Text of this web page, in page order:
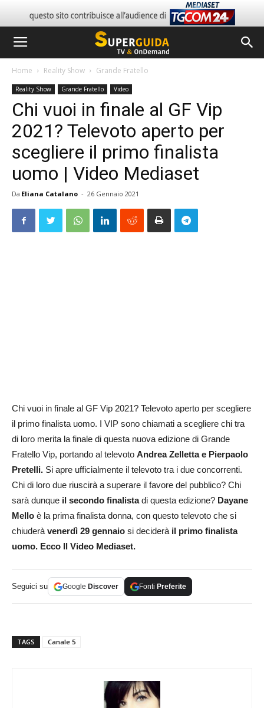
Home Reality Show Grande Fratello
Reality Show Grande Fratello Video
Chi vuoi in finale al GF Vip
2021? Televoto aperto per
scegliere il primo finalista
uomo | Video Mediaset
Da Eliana Catalano - 26 Gennaio 2021
Chi vuoi in finale al GF Vip 2021? Televoto aperto per scegliere
il primo finalista uomo. I VIP sono chiamati a scegliere chi tra
di loro merita la finale di questa nuova edizione di Grande
Fratello Vip, portando al televoto Andrea Zelletta e Pierpaolo
Pretelli. Si apre ufficialmente il televoto tra i due concorrenti.
Chi di loro due riuscirà a superare il favore del pubblico? Chi
sarà dunque il secondo finalistadi questa edizione? Dayane
Mello è la prima finalista donna, con questo televoto che si
chiuderàvenerdì 29 gennaio si deciderà il primo finalista
uomo. Ecco Il Video Mediaset.
Seguici su Google Discover Fonti Preferite
TAGS Canale 5